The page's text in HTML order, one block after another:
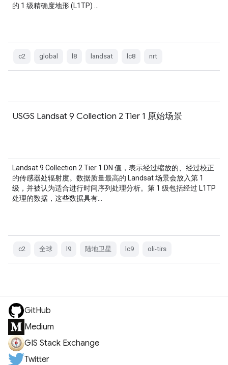
的 1 级精确度地形 (L1TP) …
c2 global l8 landsat lc8 nrt
USGS Landsat 9 Collection 2 Tier 1 原始场景
Landsat 9 Collection 2 Tier 1 DN 值，表示经过缩放的、经过校正
的传感器处辐射度。数据质量最高的 Landsat 场景会放入第 1
级，并被认为适合进行时间序列处理分析。第 1 级包括经过 L1TP
处理的数据，这些数据具有…
c2 全球 l9 陆地卫星 lc9 oli-tirs
GitHub
Medium
GIS Stack Exchange
Twitter